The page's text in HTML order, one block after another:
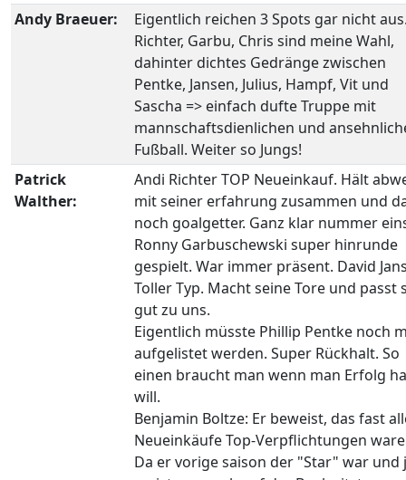
Andy Braeuer:
Eigentlich reichen 3 Spots gar nicht
Richter, Garbu, Chris sind meine Wahl,
dahinter dichtes Gedränge zwischen
Pentke, Jansen, Julius, Hampf, Vit und
Sascha => einfach dufte Truppe mit
mannschaftsdienlichen und
Fußball. Weiter so Jungs!
Patrick
Walther:
Andi Richter TOP Neueinkauf. Hält
mit seiner erfahrung zusammen und
noch goalgetter. Ganz klar nummer
Ronny Garbuschewski super hinrunde
gespielt. War immer präsent. David
Toller Typ. Macht seine Tore und passt
gut zu uns.
Eigentlich müsste Phillip Pentke noch
aufgelistet werden. Super Rückhalt. So
einen braucht man wenn man Erfolg
will.
Benjamin Boltze: Er beweist, das fast
Neueinkäufe Top-Verpflichtungen
Da er vorige saison der "Star" war und